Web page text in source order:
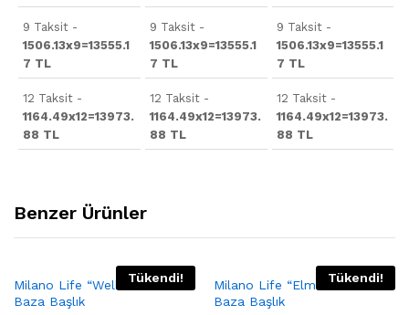
9 Taksit -
1506.13x9=13555.1
7 TL
12 Taksit -
1164.49x12=13973.
88 TL
9 Taksit -
1506.13x9=13555.1
7 TL
12 Taksit -
1164.49x12=13973.
88 TL
9 Taksit -
1506.13x9=13555.1
7 TL
12 Taksit -
1164.49x12=13973.
88 TL
Benzer Ürünler
Tükendi!
Milano Life “Wellness” Yatak
Baza Başlık
Tükendi!
Milano Life “Elmas” Yatak
Baza Başlık